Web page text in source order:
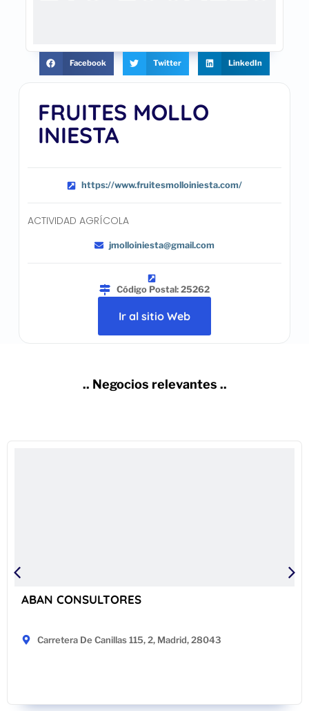
FRUITES MOLLO
INIESTA
https://www.fruitesmolloiniesta.com/
ACTIVIDAD AGRÍCOLA
jmolloiniesta@gmail.com
Código Postal: 25262
Ir al sitio Web
Facebook Twitter LinkedIn
.. Negocios relevantes ..
ABAN CONSULTORES
Carretera De Canillas 115, 2, Madrid, 28043